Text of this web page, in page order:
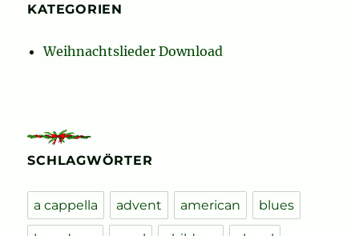
KATEGORIEN
Weihnachtslieder Download
SCHLAGWÖRTER
a cappella advent american blues